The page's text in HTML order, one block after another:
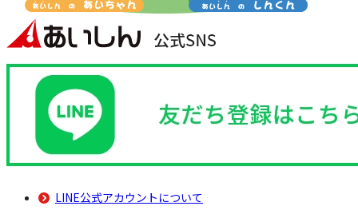
LINE公式アカウントについて